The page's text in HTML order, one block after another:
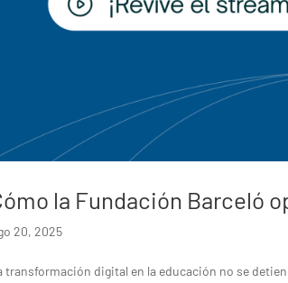
la Fundación Barceló
20, 2025
transformación digital en la educación no se